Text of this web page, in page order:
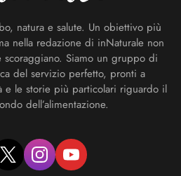
natura e salute. Un obiettivo più
nella redazione di inNaturale non
Siamo un gruppo di
del servizio perfetto, pronti a
e le storie più particolari riguardo il
dell’alimentazione.
twitter instagramyoutube